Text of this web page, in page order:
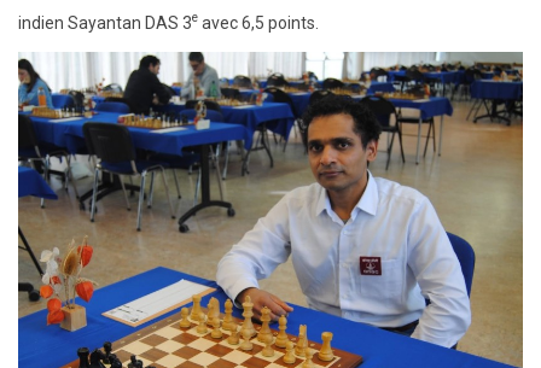
indien Sayantan DAS 3e avec 6,5 points.